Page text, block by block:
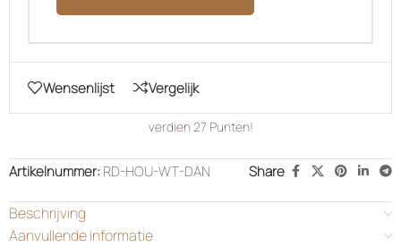
Wensenlijst Vergelijk
verdien27 Punten!
Artikelnummer:RD-HOU-WT-DAN Share
Beschrijving
Aanvullende informatie